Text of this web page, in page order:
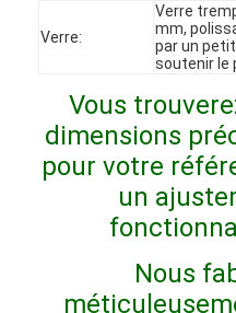
Contactez-nous
Les affaires
Les questions
Causez Maintenant
Verre:
Verre
mm,
par un
soutenir le
Vous
dimensions
pour votre
un
Nous